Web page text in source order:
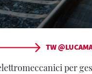
TW
per